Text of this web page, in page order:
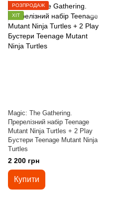
РОЗПРОДАЖ
ХІТ
Magic: The Gathering.
Пререлізний набір Teenage
Mutant Ninja Turtles + 2 Play
Бустери Teenage Mutant Ninja
Turtles
2 200 грн
Купити